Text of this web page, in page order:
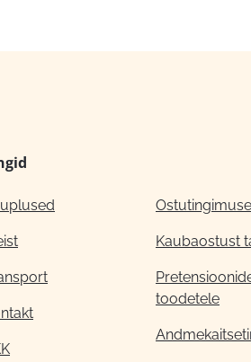
Kaubaostust
toodetele